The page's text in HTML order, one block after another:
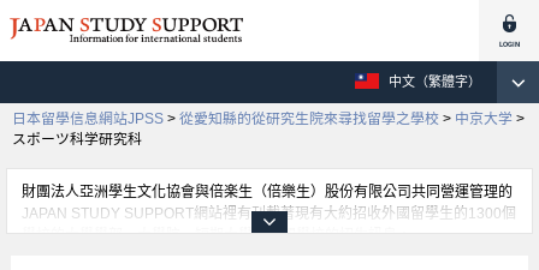
中文（繁體字）
日本留學信息網站JPSS > 從愛知縣的從研究生院來尋找留學之學校 > 中京大学 >
スポーツ科学研究科
財團法人亞洲學生文化協會與倍楽生（倍樂生）股份有限公司共同營運管理的
JAPAN STUDY SUPPORT網站裡有刊載著現有大約招收外國留學生的1300個
學校的大學學部、大學院、短期大學、專門學校的招生訊息。